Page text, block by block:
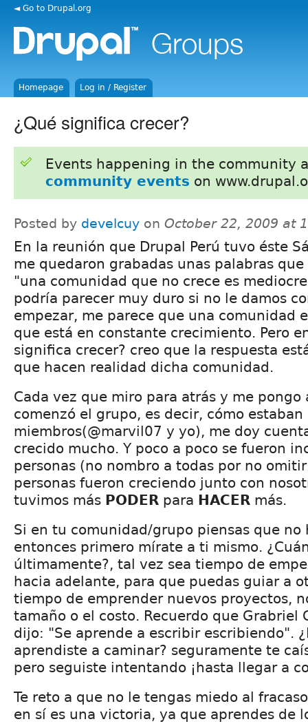
◄ Go to Drupal.org
Homepage Log in / Register
¿Qué significa crecer?
Events happening in the community
community events on
Posted by develcuy on October 22, 2009 at
En la reunión que Drupal Perú tuvo éste
me quedaron grabadas unas palabras
"una comunidad que no crece es
podría parecer muy duro si no le damos
empezar, me parece que una comunidad
que está en constante crecimiento. Pero
significa crecer? creo que la respuesta
que hacen realidad dicha comunidad.
Cada vez que miro para atrás y me pongo
comenzó el grupo, es decir, cómo estaban
miembros(@marvil07 y yo), me doy
crecido mucho. Y poco a poco se fueron
personas (no nombro a todas por no
personas fueron creciendo junto con
tuvimos más PODER para HACER más.
Si en tu comunidad/grupo piensas que no
entonces primero mírate a ti mismo.
últimamente?, tal vez sea tiempo de
hacia adelante, para que puedas guiar a
tiempo de emprender nuevos proyectos,
tamaño o el costo. Recuerdo que Grabriel
dijo: "Se aprende a escribir escribiendo".
aprendiste a caminar? seguramente te
pero seguiste intentando ¡hasta llegar a
Te reto a que no le tengas miedo al
en sí es una victoria, ya que aprendes de